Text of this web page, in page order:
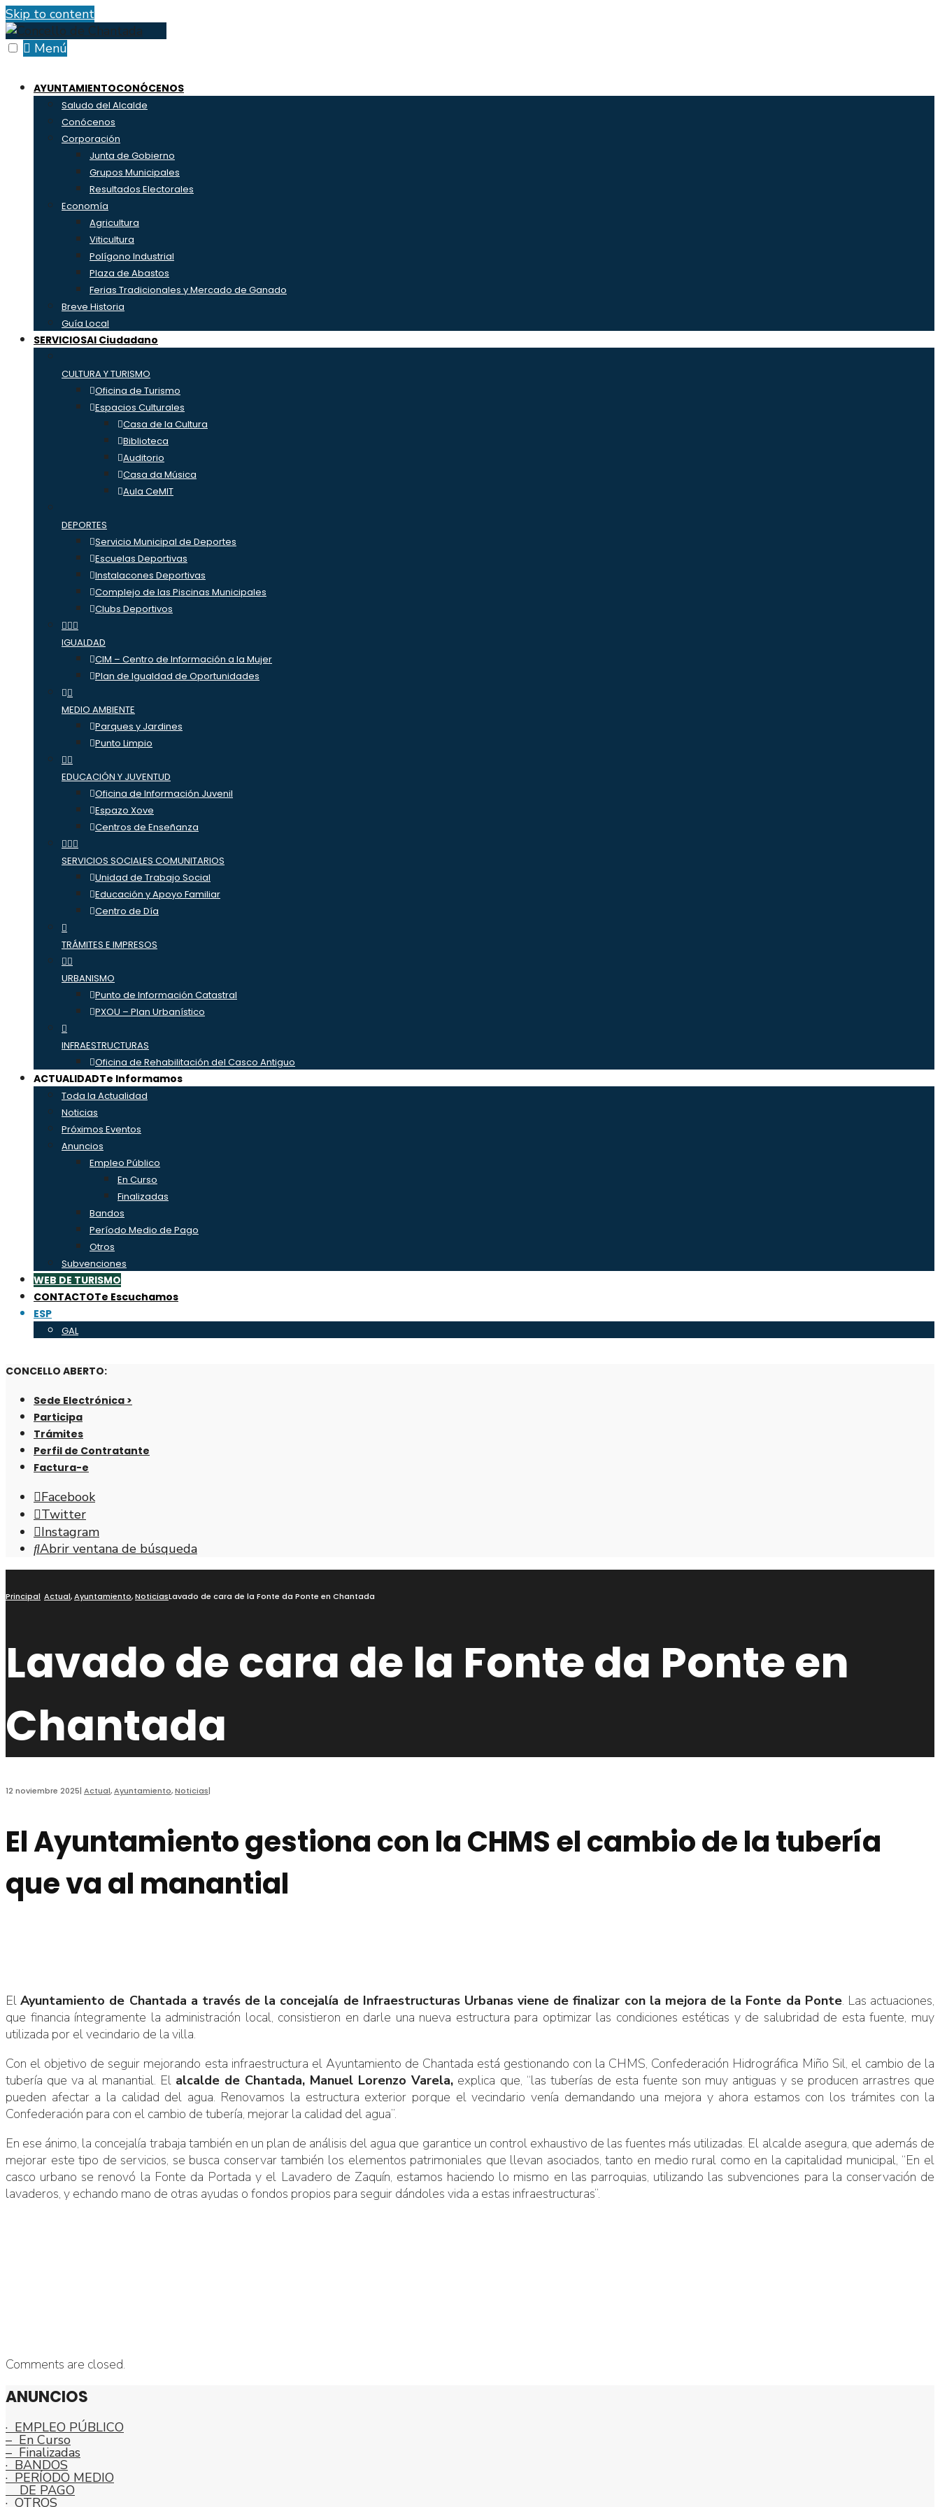
Skip to content
Menú
AYUNTAMIENTOCONÓCENOS
Saludo del Alcalde
Conócenos
Corporación
Junta de Gobierno
Grupos Municipales
Resultados Electorales
Economía
Agricultura
Viticultura
Polígono Industrial
Plaza de Abastos
Ferias Tradicionales y Mercado de Ganado
Breve Historia
Guía Local
SERVICIOSAl Ciudadano
CULTURA Y TURISMO
Oficina de Turismo
Espacios Culturales
Casa de la Cultura
Biblioteca
Auditorio
Casa da Música
Aula CeMIT
DEPORTES
Servicio Municipal de Deportes
Escuelas Deportivas
Instalacones Deportivas
Complejo de las Piscinas Municipales
Clubs Deportivos
IGUALDAD
CIM – Centro de Información a la Mujer
Plan de Igualdad de Oportunidades
MEDIO AMBIENTE
Parques y Jardines
Punto Limpio
EDUCACIÓN Y JUVENTUD
Oficina de Información Juvenil
Espazo Xove
Centros de Enseñanza
SERVICIOS SOCIALES COMUNITARIOS
Unidad de Trabajo Social
Educación y Apoyo Familiar
Centro de Día
TRÁMITES E IMPRESOS
URBANISMO
Punto de Información Catastral
PXOU – Plan Urbanístico
INFRAESTRUCTURAS
Oficina de Rehabilitación del Casco Antiguo
ACTUALIDADTe Informamos
Toda la Actualidad
Noticias
Próximos Eventos
Anuncios
Empleo Público
En Curso
Finalizadas
Bandos
Período Medio de Pago
Otros
Subvenciones
WEB DE TURISMO
CONTACTOTe Escuchamos
ESP
GAL
CONCELLO ABERTO:
Sede Electrónica >
Participa
Trámites
Perfil de Contratante
Factura-e
Facebook
Twitter
Instagram
Abrir ventana de búsqueda
Principal Actual,Ayuntamiento,NoticiasLavado de cara de la Fonte da Ponte en Chantada
Lavado de cara de la Fonte da Ponte en
Chantada
12 noviembre 2025| Actual,Ayuntamiento,Noticias|
El Ayuntamiento gestiona con la CHMS el cambio de la tubería
que va al manantial
ElAyuntamiento de Chantada a través de la concejalía de Infraestructuras Urbanas viene de finalizar con la mejora de la Fonte da Ponte. Las actuaciones,
que financia íntegramente la administración local, consistieron en darle una nueva estructura para optimizar las condiciones estéticas y de salubridad de esta fuente, muy
utilizada por el vecindario de la villa.
Con el objetivo de seguir mejorando esta infraestructura el Ayuntamiento de Chantada está gestionando con la CHMS, Confederación Hidrográfica Miño Sil, el cambio de la
tubería que va al manantial. El alcalde de Chantada, Manuel Lorenzo Varela, explica que, “las tuberías de esta fuente son muy antiguas y se producen arrastres que
pueden afectar a la calidad del agua. Renovamos la estructura exterior porque el vecindario venía demandando una mejora y ahora estamos con los trámites con la
Confederación para con el cambio de tubería, mejorar la calidad del agua”.
En ese ánimo, la concejalía trabaja también en un plan de análisis del agua que garantice un control exhaustivo de las fuentes más utilizadas. El alcalde asegura, que además de
mejorar este tipo de servicios, se busca conservar también los elementos patrimoniales que llevan asociados, tanto en medio rural como en la capitalidad municipal, “En el
casco urbano se renovó la Fonte da Portada y el Lavadero de Zaquín, estamos haciendo lo mismo en las parroquias, utilizando las subvenciones para la conservación de
lavaderos, y echando mano de otras ayudas o fondos propios para seguir dándoles vida a estas infraestructuras”.
Comments are closed.
ANUNCIOS
· EMPLEO PÚBLICO
– En Curso
– Finalizadas
· BANDOS
· PERÍODO MEDIO
DE PAGO
· OTROS